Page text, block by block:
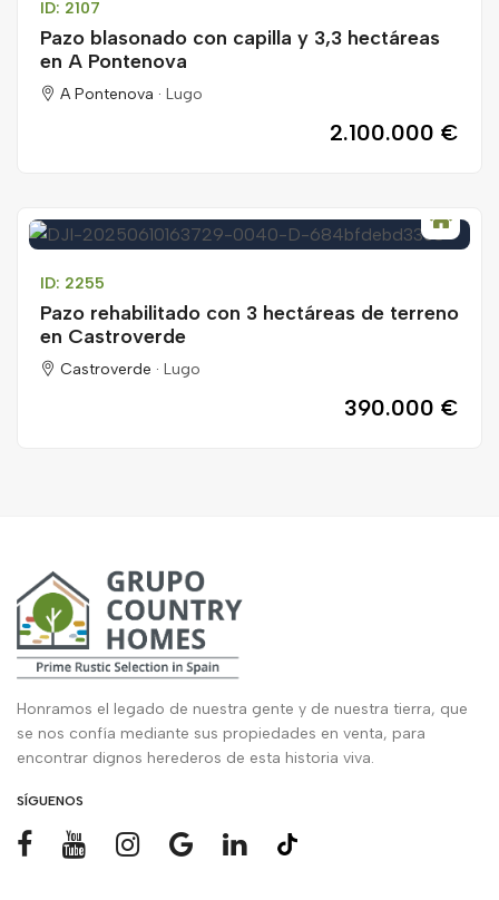
ID: 2107
Pazo blasonado con capilla y 3,3 hectáreas
en A Pontenova
A Pontenova · Lugo
2.100.000 €
ID: 2255
Pazo rehabilitado con 3 hectáreas de terreno
en Castroverde
Castroverde · Lugo
390.000 €
Honramos el legado de nuestra gente y de nuestra tierra, que
se nos confía mediante sus propiedades en venta, para
encontrar dignos herederos de esta historia viva.
SÍGUENOS